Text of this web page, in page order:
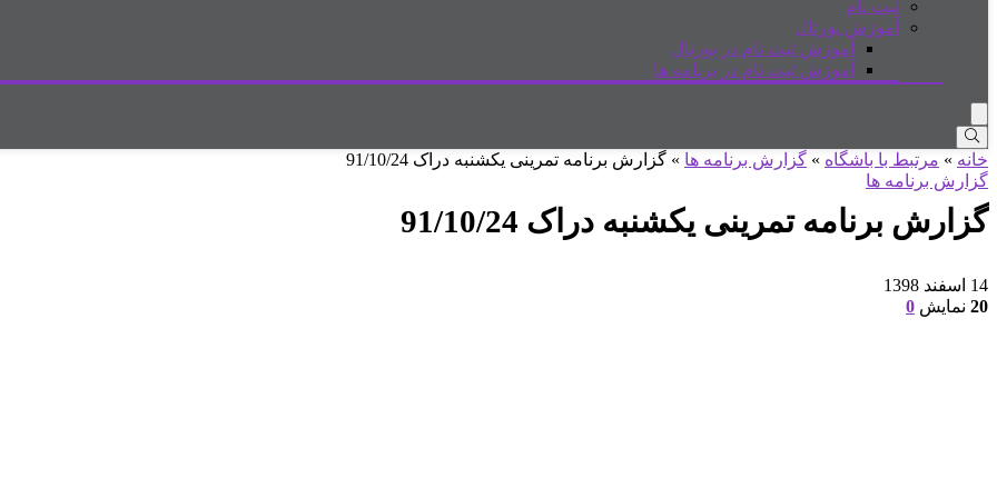
ثبت نام
آموزش پورتال
آموزش ثبت نام در پورتال
آموزش ثبت نام در برنامه ها
خانه » مرتبط با باشگاه » گزارش برنامه ها » گزارش برنامه تمرینی یکشنبه دراک 91/10/24
گزارش برنامه ها
گزارش برنامه تمرینی یکشنبه دراک 91/10/24
14 اسفند 1398
20 نمایش 0